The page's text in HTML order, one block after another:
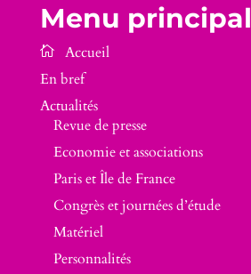
Menu principal
En bref
Actualités
Revue de presse
Economie et associations
Paris et Île de France
Congrès et journées d’étude
Matériel
Personnalités